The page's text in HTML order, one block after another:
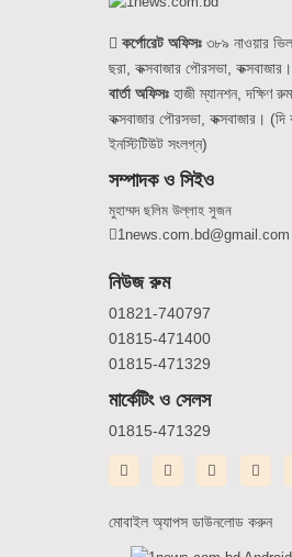
কর্পোরেট অফিসঃ৩৮৯ নাওয়ার
ছরা, কক্সবাজার পৌরসভা, কক্সবাজার।
বার্তা অফিসঃ হাজী ম্যানশন, দক্ষিণ
কক্সবাজার পৌরসভা, কক্সবাজার। (দি
ইনস্টিটিউট সংলগ্ন)
সম্পাদক ও সিইও
মুহাম্মদ ছলিম উল্লাহ সুজন
1news.com.bd@gmail.com
নিউজ রুম
01821-740797
01815-471400
01815-471329
মার্কেটিং ও সেলস
01815-471329
মোবাইল অ্যাপস ডাউনলোড করুন